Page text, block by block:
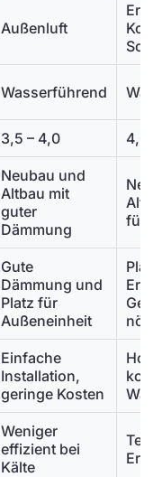
Außenluft
Wasserführend
3,5 – 4,0 4,0
Neubau und
Altbau mit
guter
Dämmung
für
Gute
Dämmung und
Platz für
Außeneinheit
nötig
Einfache
Installation,
geringe Kosten
Weniger
effizient bei
Kälte